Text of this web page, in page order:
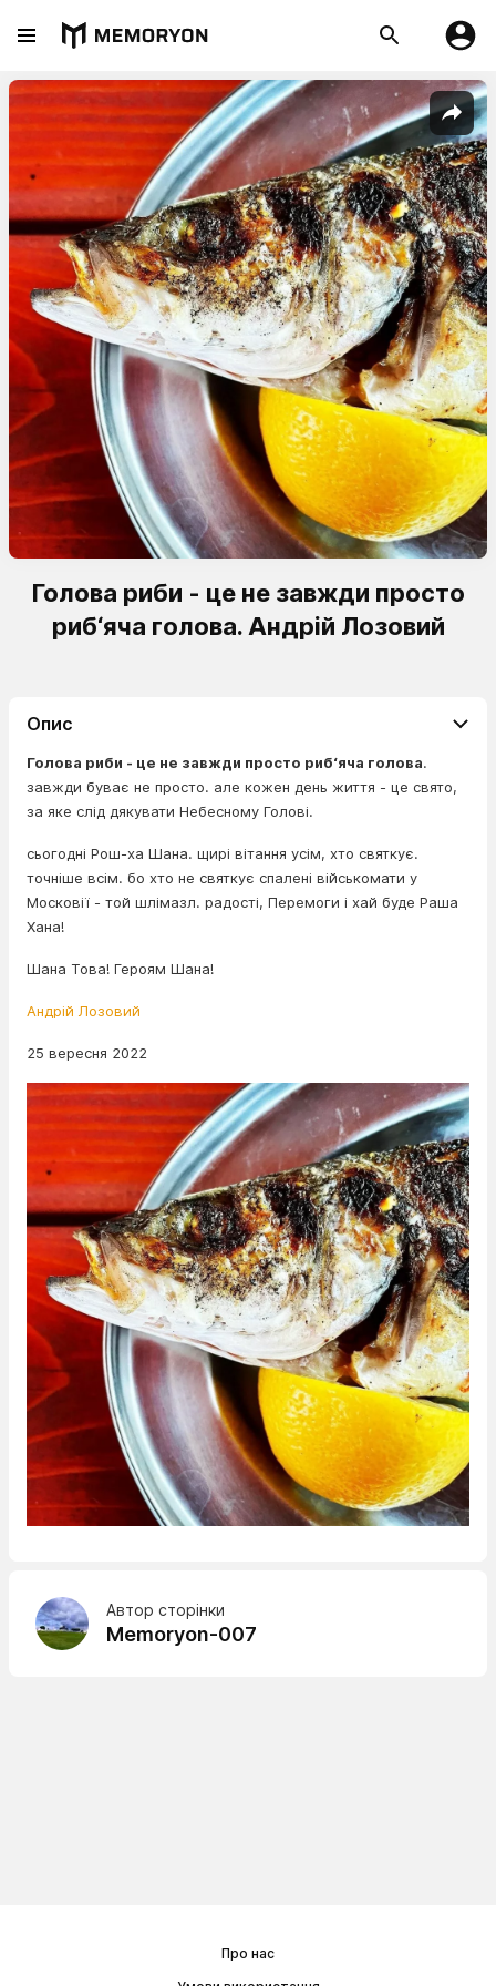
Голова риби - це не завжди просто
риб‘яча голова. Андрій Лозовий
Опис
Голова риби - це не завжди просто риб‘яча голова.
завжди буває не просто. але кожен день життя - це свято,
за яке слід дякувати Небесному Голові.
сьогодні Рош-ха Шана. щирі вітання усім, хто святкує.
точніше всім. бо хто не святкує спалені військомати у
Московії - той шлімазл. радості, Перемоги і хай буде Раша
Хана!
Шана Това! Героям Шана!
Андрій Лозовий
25 вересня 2022
Автор сторінки
Memoryon-007
Про нас